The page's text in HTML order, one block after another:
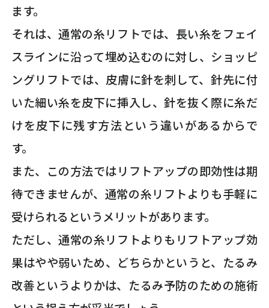
ます。
それは、通常の糸リフトでは、長い糸をフェイ
スラインに沿って埋め込むのに対し、ショッピ
ングリフトでは、皮膚に針を刺して、針先に付
いた細い糸を皮下に挿入し、針を抜く際に糸だ
けを皮下に残す方法という違いがあるからで
す。
また、この方法ではリフトアップの即効性は期
待できませんが、通常の糸リフトよりも手軽に
受けられるというメリットがあります。
ただし、通常の糸リフトよりもリフトアップ効
果はやや弱いため、どちらかというと、たるみ
改善というよりかは、たるみ予防のための施術